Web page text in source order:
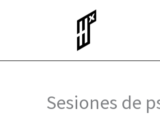
Sesiones de